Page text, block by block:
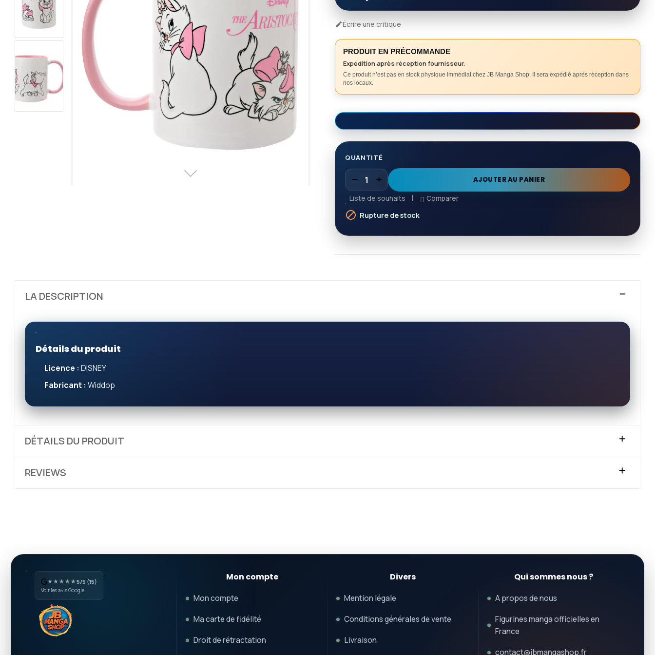
Écrire une critique
PRODUIT EN PRÉCOMMANDE
Expédition après réception fournisseur.
Ce produit n’est pas en stock physique immédiat chez JB Manga Shop. Il sera expédié après réception dans
nos locaux.
QUANTITÉ
AJOUTER AU PANIER
Liste de souhaits
Comparer
 Rupture de stock
LA DESCRIPTION
Détails du produit
Licence : DISNEY
Fabricant : Widdop
DÉTAILS DU PRODUIT
REVIEWS
★★★★★5/5 (15)
Voir les avis Google
Mon compte
Mon compte
Ma carte de fidélité
Droit de rétractation
Divers
Mention légale
Conditions générales de vente
Livraison
Qui sommes nous ?
A propos de nous
Figurines manga officielles en
France
contact@jbmangashop.fr